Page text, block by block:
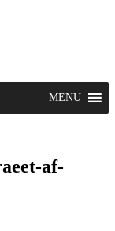
MENU
af-